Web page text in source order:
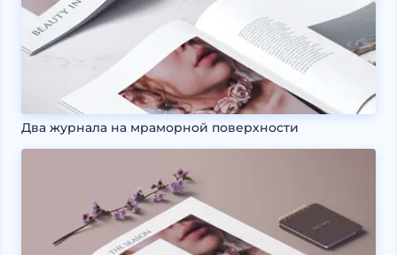
Два журнала на мраморной поверхности